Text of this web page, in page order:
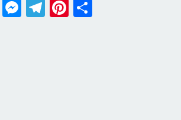
WhatsApp
Messenger
Telegram
Pinterest